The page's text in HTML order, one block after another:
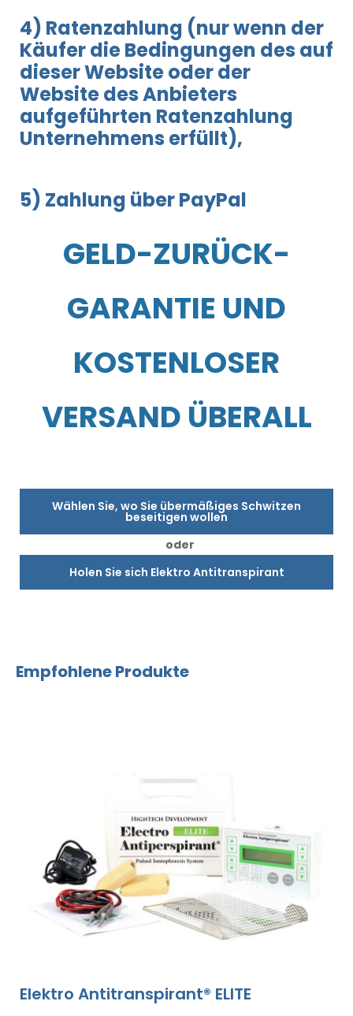
4) Ratenzahlung (nur wenn der
Käufer die Bedingungen des auf
dieser Website oder der
Website des Anbieters
aufgeführten Ratenzahlung
Unternehmens erfüllt),
5) Zahlung über PayPal
GELD-ZURÜCK-
GARANTIE UND
KOSTENLOSER
VERSAND ÜBERALL
Wählen Sie, wo Sie übermäßiges Schwitzen
beseitigen wollen
oder
Holen Sie sich Elektro Antitranspirant
Empfohlene Produkte
Elektro Antitranspirant® ELITE